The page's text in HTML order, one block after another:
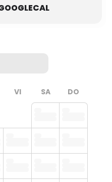
VI SA DO